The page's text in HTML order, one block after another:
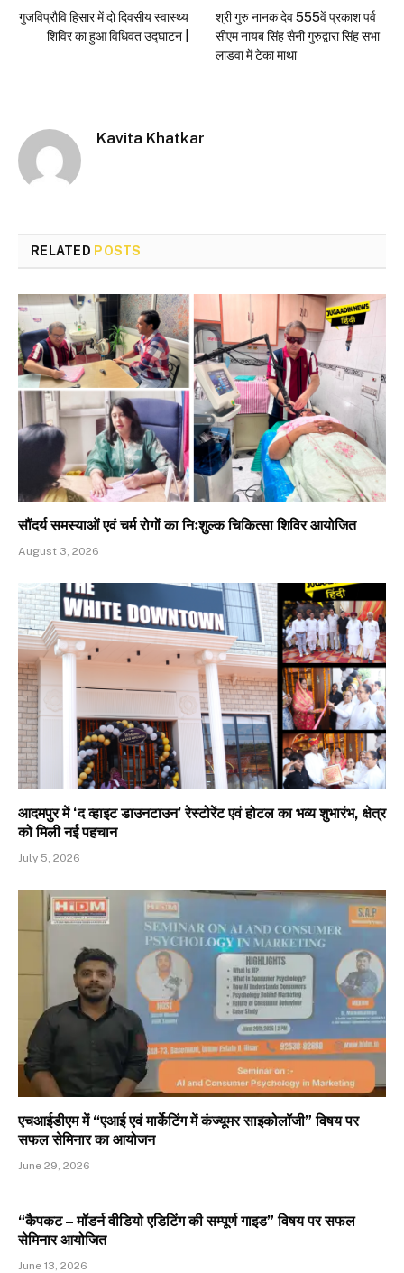
गुजविप्रौवि हिसार में दो दिवसीय स्वास्थ्य
शिविर का हुआ विधिवत उद्घाटन |
श्री गुरु नानक देव 555वें प्रकाश पर्व
सीएम नायब सिंह सैनी गुरुद्वारा सिंह सभा
लाडवा में टेका माथा
Kavita Khatkar
RELATED POSTS
सौंदर्य समस्याओं एवं चर्म रोगों का निःशुल्क चिकित्सा शिविर आयोजित
August 3, 2026
आदमपुर में ‘द व्हाइट डाउनटाउन’ रेस्टोरेंट एवं होटल का भव्य शुभारंभ, क्षेत्र
को मिली नई पहचान
July 5, 2026
एचआईडीएम में “एआई एवं मार्केटिंग में कंज्यूमर साइकोलॉजी” विषय पर
सफल सेमिनार का आयोजन
June 29, 2026
“कैपकट – मॉडर्न वीडियो एडिटिंग की सम्पूर्ण गाइड” विषय पर सफल
सेमिनार आयोजित
June 13, 2026